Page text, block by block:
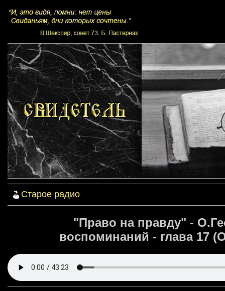
Старое радио
"Право на правду" -
воспоминаний - глава 17